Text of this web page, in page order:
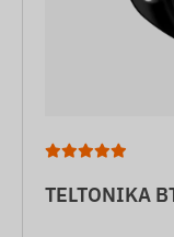
TELTONIKA